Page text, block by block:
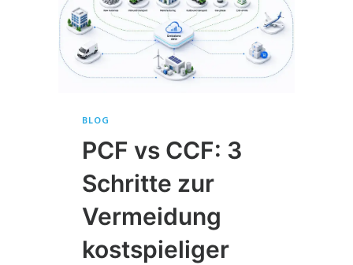
BLOG
PCF vs CCF: 3
Schritte zur
Vermeidung
kostspieliger